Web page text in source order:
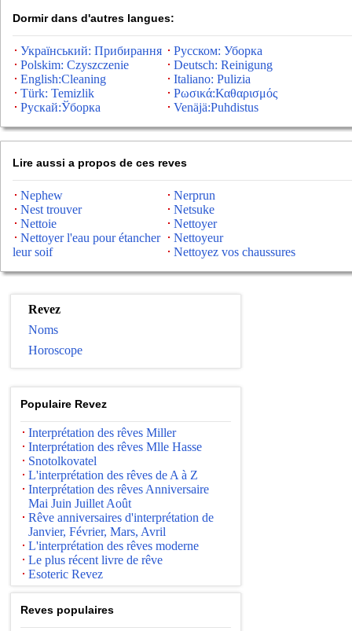
Dormir dans d'autres langues:
Український: Прибирання
Русском: Уборка
Polskim: Czyszczenie
Deutsch: Reinigung
English:Cleaning
Italiano: Pulizia
Türk: Temizlik
Ρωσικά:Καθαρισμός
Рускай:Ўборка
Venäjä:Puhdistus
Lire aussi a propos de ces reves
Nephew
Nerprun
Nest trouver
Netsuke
Nettoie
Nettoyer
Nettoyer l'eau pour étancher
leur soif
Nettoyeur
Nettoyez vos chaussures
Revez
Noms
Horoscope
Populaire Revez
Interprétation des rêves Miller
Interprétation des rêves Mlle Hasse
Snotolkovatel
L'interprétation des rêves de A à Z
Interprétation des rêves Anniversaire
Mai Juin Juillet Août
Rêve anniversaires d'interprétation de
Janvier, Février, Mars, Avril
L'interprétation des rêves moderne
Le plus récent livre de rêve
Esoteric Revez
Reves populaires